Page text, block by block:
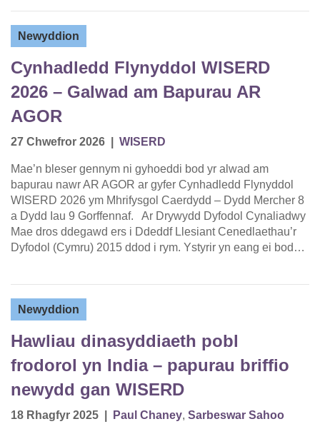
Newyddion
Cynhadledd Flynyddol WISERD
2026 – Galwad am Bapurau AR
AGOR
27 Chwefror 2026 WISERD
Mae’n bleser gennym ni gyhoeddi bod yr alwad am
bapurau nawr AR AGOR ar gyfer Cynhadledd Flynyddol
WISERD 2026 ym Mhrifysgol Caerdydd – Dydd Mercher 8
a Dydd Iau 9 Gorffennaf. Ar Drywydd Dyfodol Cynaliadwy
Mae dros ddegawd ers i Ddeddf Llesiant Cenedlaethau’r
Dyfodol (Cymru) 2015 ddod i rym. Ystyrir yn eang ei bod…
Newyddion
Hawliau dinasyddiaeth pobl
frodorol yn India – papurau briffio
newydd gan WISERD
18 Rhagfyr 2025 Paul Chaney, Sarbeswar Sahoo